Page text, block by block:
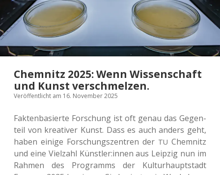
Chemnitz 2025: Wenn Wissenschaft
und Kunst verschmelzen.
Veröffentlicht am 16. November 2025
Fak­ten­ba­sier­te For­schung ist oft genau das Gegen­
teil von krea­ti­ver Kunst. Dass es auch anders geht,
haben einige For­schungs­zen­tren der TU Chem­nitz
und eine Viel­zahl Künstler:innen aus Leip­zig nun im
Rahmen des Pro­gramms der Kul­tur­haupt­stadt